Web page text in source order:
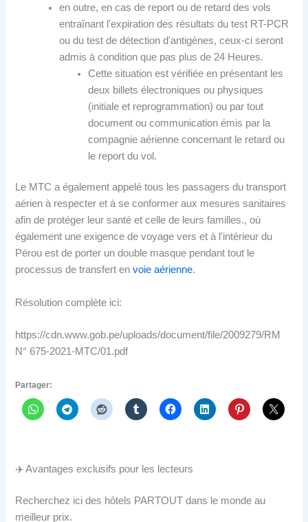
en outre, en cas de report ou de retard des vols
entraînant l'expiration des résultats du test RT-PCR
ou du test de détection d'antigènes, ceux-ci seront
admis à condition que pas plus de 24 Heures.
Cette situation est vérifiée en présentant les
deux billets électroniques ou physiques
(initiale et reprogrammation) ou par tout
document ou communication émis par la
compagnie aérienne concernant le retard ou
le report du vol.
Le MTC a également appelé tous les passagers du transport
aérien à respecter et à se conformer aux mesures sanitaires
afin de protéger leur santé et celle de leurs familles., où
également une exigence de voyage vers et à l'intérieur du
Pérou est de porter un double masque pendant tout le
processus de transfert envoie aérienne.
Résolution complète ici:
https://cdn.www.gob.pe/uploads/document/file/2009279/RM
N° 675-2021-MTC/01.pdf
Partager:
✈️ Avantages exclusifs pour les lecteurs
Recherchez ici des hôtels PARTOUT dans le monde au
meilleur prix.